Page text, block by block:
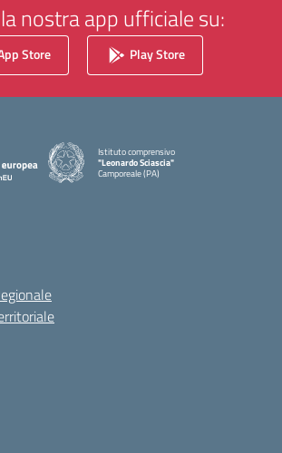
nostra app ufficiale su:
Store Play Store
Istituto comprensivo
"Leonardo Sciascia"
Camporeale (PA)
— Visita la pagina iniziale della scuola